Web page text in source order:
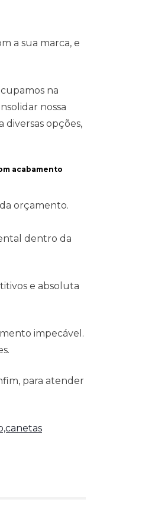
a sua marca, e
na
nossa
diversas opções,
acabamento
orçamento.
dentro da
e absoluta
impecável.
para atender